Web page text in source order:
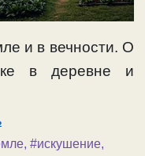
и в вечности. О
в деревне и
, #искушение,